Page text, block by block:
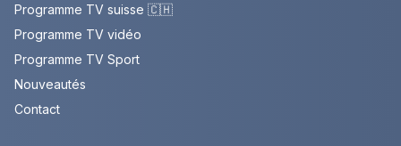
Programme TV suisse 🇨🇭
Programme TV vidéo
Programme TV Sport
Nouveautés
Contact